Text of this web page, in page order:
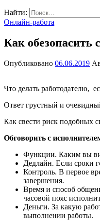
Найти:
Онлайн-работа
Как обезопасить
Опубликовано 06.06.2019
Что делать работодателю,
Ответ грустный и
Как свести риск подобных
Обговорить с
Функции. Каким вы
Дедлайн. Если сроки
Контроль. В первое
завершения.
Время и способ
часовой пояс
Деньги. За какую
выполнении работы.